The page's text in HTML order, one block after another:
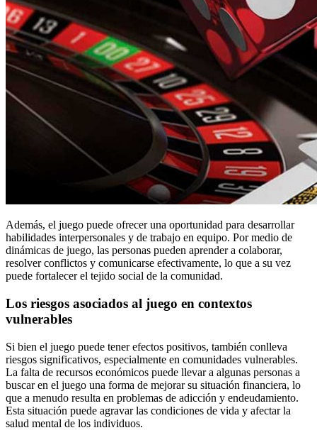
Además, el juego puede ofrecer una oportunidad para desarrollar
habilidades interpersonales y de trabajo en equipo. Por medio de
dinámicas de juego, las personas pueden aprender a colaborar,
resolver conflictos y comunicarse efectivamente, lo que a su vez
puede fortalecer el tejido social de la comunidad.
Los riesgos asociados al juego en contextos
vulnerables
Si bien el juego puede tener efectos positivos, también conlleva
riesgos significativos, especialmente en comunidades vulnerables.
La falta de recursos económicos puede llevar a algunas personas a
buscar en el juego una forma de mejorar su situación financiera, lo
que a menudo resulta en problemas de adicción y endeudamiento.
Esta situación puede agravar las condiciones de vida y afectar la
salud mental de los individuos.